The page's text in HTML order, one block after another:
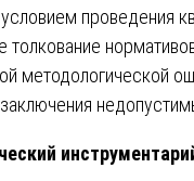
проведения
толкование
методологической